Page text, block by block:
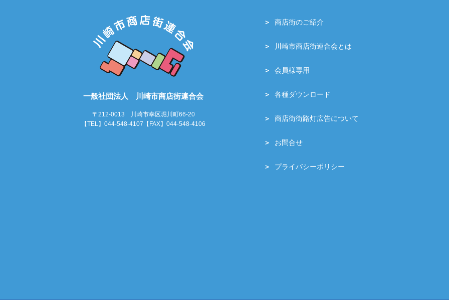
一般社団法人 川崎市商店街連合会
〒212-0013 川崎市幸区堀川町66-20
【TEL】044-548-4107【FAX】044-548-4106
商店街のご紹介
川崎市商店街連合会とは
会員様専用
各種ダウンロード
商店街街路灯広告について
お問合せ
プライバシーポリシー